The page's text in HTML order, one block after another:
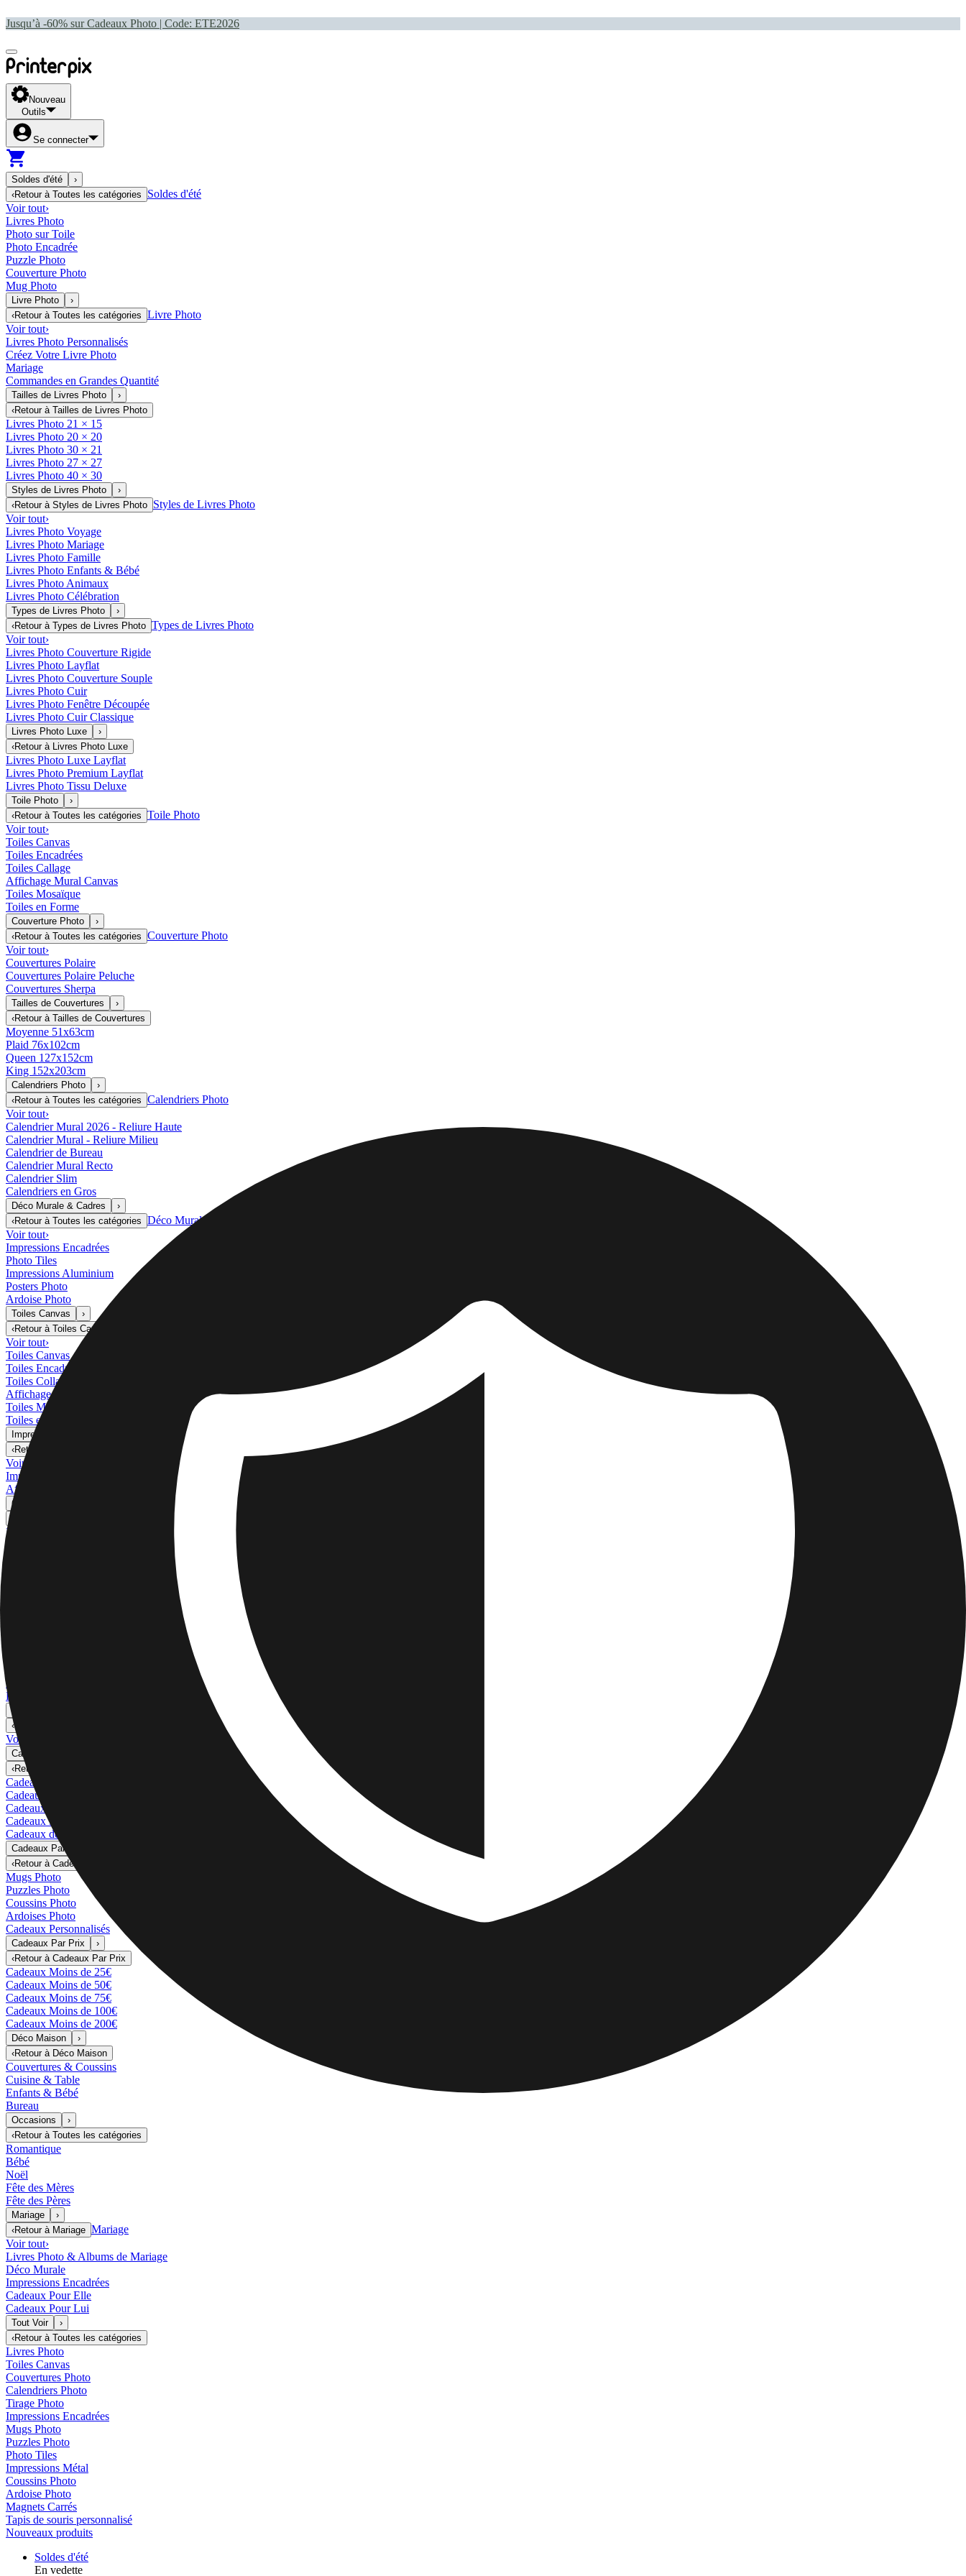
Jusqu’à -60% sur Cadeaux Photo | Code: ETE2026
Nouveau
Outils
Se connecter
Soldes d'été
›
‹Retour à Toutes les catégories
Soldes d'été
Voir tout›
Livres Photo
Photo sur Toile
Photo Encadrée
Puzzle Photo
Couverture Photo
Mug Photo
Livre Photo
›
‹Retour à Toutes les catégories Livre Photo
Voir tout›
Livres Photo Personnalisés
Créez Votre Livre Photo
Mariage
Commandes en Grandes Quantité
Tailles de Livres Photo
›
‹Retour à Tailles de Livres Photo
Livres Photo 21 × 15
Livres Photo 20 × 20
Livres Photo 30 × 21
Livres Photo 27 × 27
Livres Photo 40 × 30
Styles de Livres Photo
›
‹Retour à Styles de Livres Photo Styles de Livres Photo
Voir tout›
Livres Photo Voyage
Livres Photo Mariage
Livres Photo Famille
Livres Photo Enfants & Bébé
Livres Photo Animaux
Livres Photo Célébration
Types de Livres Photo
›
‹Retour à Types de Livres Photo Types de Livres Photo
Voir tout›
Livres Photo Couverture Rigide
Livres Photo Layflat
Livres Photo Couverture Souple
Livres Photo Cuir
Livres Photo Fenêtre Découpée
Livres Photo Cuir Classique
Livres Photo Luxe
›
‹Retour à Livres Photo Luxe
Livres Photo Luxe Layflat
Livres Photo Premium Layflat
Livres Photo Tissu Deluxe
Toile Photo
›
‹Retour à Toutes les catégories Toile Photo
Voir tout›
Toiles Canvas
Toiles Encadrées
Toiles Callage
Affichage Mural Canvas
Toiles Mosaïque
Toiles en Forme
Couverture Photo
›
‹Retour à Toutes les catégories Couverture Photo
Voir tout›
Couvertures Polaire
Couvertures Polaire Peluche
Couvertures Sherpa
Tailles de Couvertures
›
‹Retour à Tailles de Couvertures
Moyenne 51x63cm
Plaid 76x102cm
Queen 127x152cm
King 152x203cm
Calendriers Photo
›
‹Retour à Toutes les catégories Calendriers Photo
Voir tout›
Calendrier Mural 2026 - Reliure Haute
Calendrier Mural - Reliure Milieu
Calendrier de Bureau
Calendrier Mural Recto
Calendrier Slim
Calendriers en Gros
Déco Murale & Cadres
›
‹Retour à Toutes les catégories Déco Murale & Cadres
Voir tout›
Impressions Encadrées
Photo Tiles
Impressions Aluminium
Posters Photo
Ardoise Photo
Toiles Canvas
›
‹Retour à Toiles Canvas
Voir tout›
Toiles Canvas
Toiles Encadrées
Toiles Collage
Affichage Mural Canvas
Toiles Mosaïque
Toiles en Forme
Impressions Métal
‹Retour à
Impressions Métal
Voir tout
Impression Métal Simple
Affichages Muraux Métal
Galerie d'Art
Impressions d'Art
Tirage Photo
Plus D'impressions Murales
Impressions Aluminium
Posters Photo
‹Retour à
Cadeaux Personnalisés
Voir tout
Cadeaux Par Destinataire
‹Retour à
Cadeaux Pour Maman
Cadeaux Pour Papa
Cadeaux Pour Elle
Cadeaux Pour Lui
Cadeaux de Noël
Cadeaux Par Produits
‹Retour à Cadeaux Par Produits
Mugs Photo
Puzzles Photo
Coussins Photo
Ardoises Photo
Cadeaux Personnalisés
Cadeaux Par Prix
›
‹Retour à Cadeaux Par Prix
Cadeaux Moins de 25€
Cadeaux Moins de 50€
Cadeaux Moins de 75€
Cadeaux Moins de 100€
Cadeaux Moins de 200€
Déco Maison
›
‹Retour à Déco Maison
Couvertures & Coussins
Cuisine & Table
Enfants & Bébé
Bureau
Occasions
›
‹Retour à Toutes les catégories
Romantique
Bébé
Noël
Fête des Mères
Fête des Pères
Mariage
›
‹Retour à Mariage Mariage
Voir tout›
Livres Photo & Albums de Mariage
Déco Murale
Impressions Encadrées
Cadeaux Pour Elle
Cadeaux Pour Lui
Tout Voir
›
‹Retour à Toutes les catégories
Livres Photo
Toiles Canvas
Couvertures Photo
Calendriers Photo
Tirage Photo
Impressions Encadrées
Mugs Photo
Puzzles Photo
Photo Tiles
Impressions Métal
Coussins Photo
Ardoise Photo
Magnets Carrés
Tapis de souris personnalisé
Nouveaux produits
Soldes d'été
En vedette